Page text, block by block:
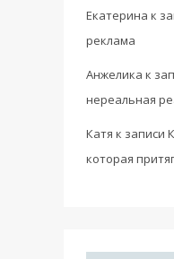
Екатерина к
реклама
Анжелика к
нереальная
Катя к записи
которая